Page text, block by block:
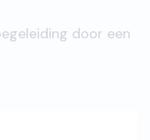
door een